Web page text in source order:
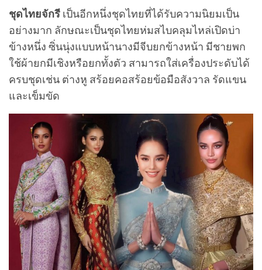
ชุดไทยจักรี เป็นอีกหนึ่งชุดไทยที่ได้รับความนิยมเป็น
อย่างมาก ลักษณะเป็นชุดไทยห่มสไบคลุมไหล่เปิดบ่า
ข้างหนึ่ง ซิ่นนุ่งแบบหน้านางมีจีบยกข้างหน้า มีชายพก
ใช้ผ้ายกมีเชิงหรือยกทั้งตัว สามารถใส่เครื่องประดับได้
ครบชุดเช่น ต่างหู สร้อยคอสร้อยข้อมือสังวาล รัดแขน
และเข็มขัด